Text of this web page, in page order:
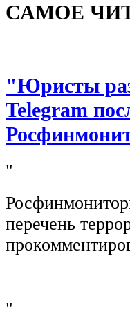
САМОЕ
"Юристы
Telegram
"
перечень
"